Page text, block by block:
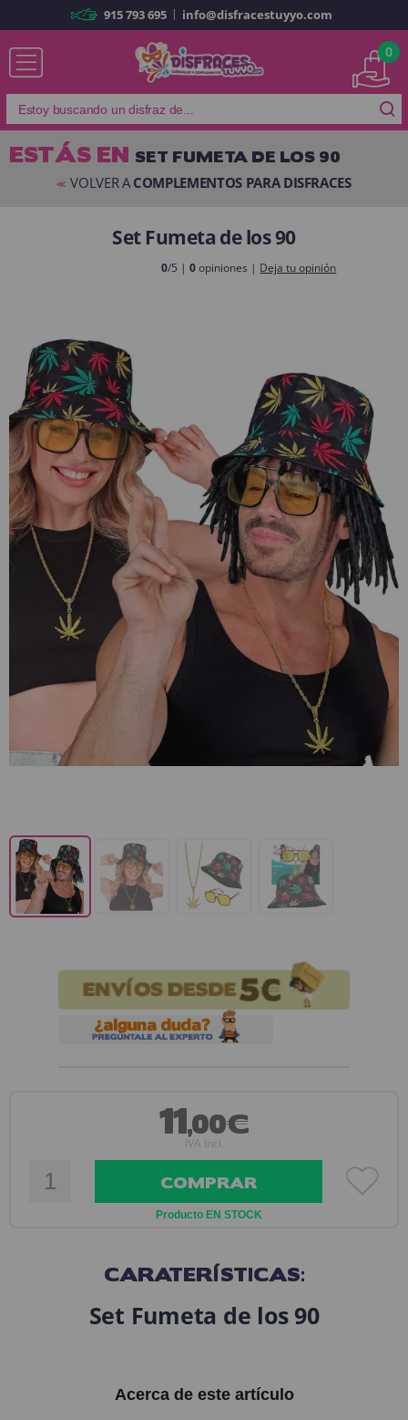
Ya soy cliente
Recordarme ¿Olvidó su contraseña?
Al crear una cuenta en
compras rápidamente en nuestra tienda virtual, revisar el estado de tus
pedidos y consultar tus operaciones anteriores.
¡Adelante! Te estabamos esperando.
CREAR CUENTA
915 793 695 | info@disfracestuyyo.com
0
ESTÁS EN SET FUMETA DE LOS 90
<< VOLVER ACOMPLEMENTOS PARA DISFRACES
Set Fumeta de los 90
0/5 |0opiniones | Deja tu opinión
11,00€
IVA Incl.
COMPRAR
Producto EN STOCK
CARATERÍSTICAS:
Set Fumeta de los 90
Acerca de este artículo